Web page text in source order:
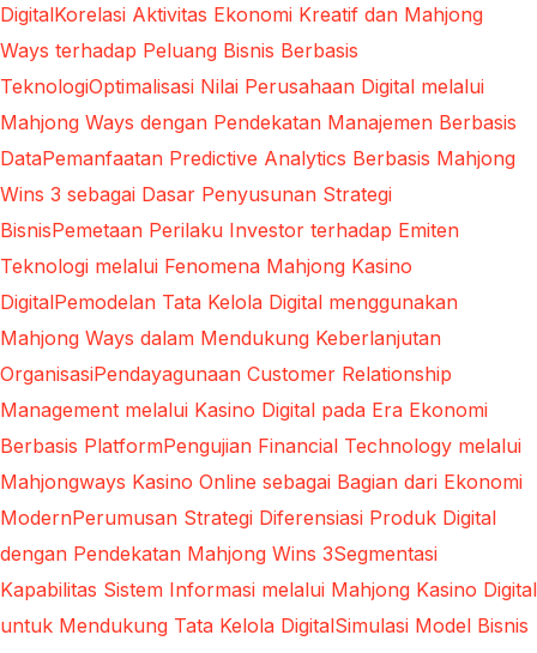
DigitalKorelasi Aktivitas Ekonomi Kreatif dan Mahjong
Ways terhadap Peluang Bisnis Berbasis
TeknologiOptimalisasi Nilai Perusahaan Digital melalui
Mahjong Ways dengan Pendekatan Manajemen Berbasis
DataPemanfaatan Predictive Analytics Berbasis Mahjong
Wins 3 sebagai Dasar Penyusunan Strategi
BisnisPemetaan Perilaku Investor terhadap Emiten
Teknologi melalui Fenomena Mahjong Kasino
DigitalPemodelan Tata Kelola Digital menggunakan
Mahjong Ways dalam Mendukung Keberlanjutan
OrganisasiPendayagunaan Customer Relationship
Management melalui Kasino Digital pada Era Ekonomi
Berbasis PlatformPengujian Financial Technology melalui
Mahjongways Kasino Online sebagai Bagian dari Ekonomi
ModernPerumusan Strategi Diferensiasi Produk Digital
dengan Pendekatan Mahjong Wins 3Segmentasi
Kapabilitas Sistem Informasi melalui Mahjong Kasino Digital
untuk Mendukung Tata Kelola DigitalSimulasi Model Bisnis